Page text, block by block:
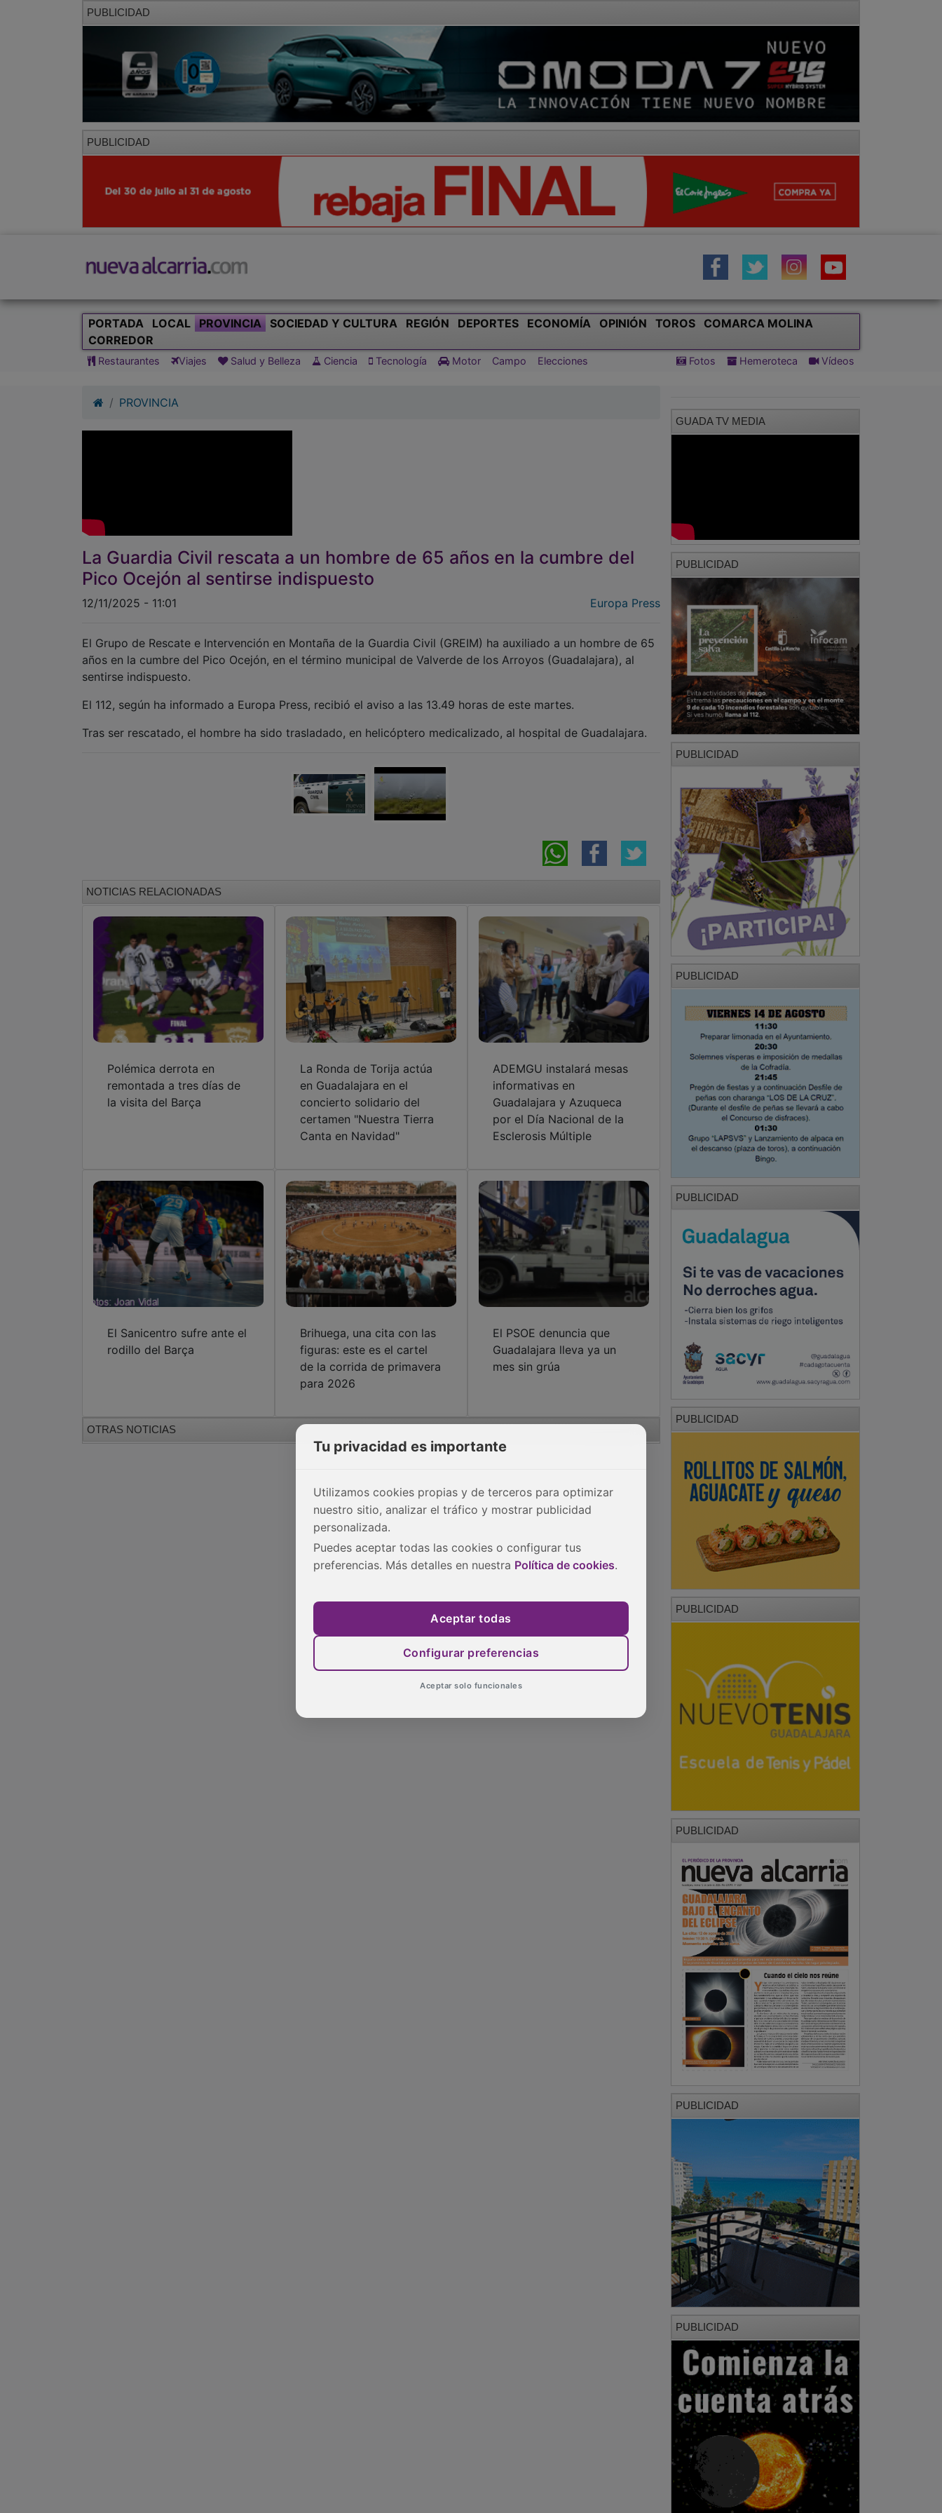
PUBLICIDAD
PUBLICIDAD
PORTADA LOCAL PROVINCIA SOCIEDAD Y CULTURA REGIÓN DEPORTES ECONOMÍA OPINIÓN TOROS
COMARCA MOLINA
CORREDOR
Restaurantes Viajes Salud y Belleza Ciencia Tecnología Motor Campo Elecciones Fotos Hemeroteca Vídeos
PROVINCIA
La Guardia Civil rescata a un hombre de 65 años en la cumbre del
Pico Ocejón al sentirse indispuesto
12/11/2025 - 11:01 Europa Press
El Grupo de Rescate e Intervención en Montaña de la Guardia Civil (GREIM) ha auxiliado a un hombre de 65
años en la cumbre del Pico Ocejón, en el término municipal de Valverde de los Arroyos (Guadalajara), al
sentirse indispuesto.
El 112, según ha informado a Europa Press, recibió el aviso a las 13.49 horas de este martes.
Tras ser rescatado, el hombre ha sido trasladado, en helicóptero medicalizado, al hospital de Guadalajara.
NOTICIAS RELACIONADAS
Polémica derrota en
remontada a tres días de
la visita del Barça
La Ronda de Torija actúa
en Guadalajara en el
concierto solidario del
certamen "Nuestra Tierra
Canta en Navidad"
ADEMGU instalará mesas
informativas en
Guadalajara y Azuqueca
por el Día Nacional de la
Esclerosis Múltiple
El Sanicentro sufre ante el
rodillo del Barça
Brihuega, una cita con las
figuras: este es el cartel
de la corrida de primavera
para 2026
El PSOE denuncia que
Guadalajara lleva ya un
mes sin grúa
OTRAS NOTICIAS
GUADA TV MEDIA
PUBLICIDAD
PUBLICIDAD
PUBLICIDAD
PUBLICIDAD
PUBLICIDAD
PUBLICIDAD
PUBLICIDAD
PUBLICIDAD
PUBLICIDAD
Tu privacidad es importante
Utilizamos cookies propias y de terceros para optimizar
nuestro sitio, analizar el tráfico y mostrar publicidad
personalizada.
Puedes aceptar todas las cookies o configurar tus
preferencias. Más detalles en nuestra Política de cookies.
Aceptar todas
Configurar preferencias
Aceptar solo funcionales